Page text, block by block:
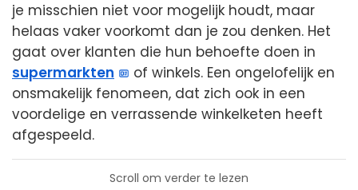
je misschien niet voor mogelijk houdt, maar
helaas vaker voorkomt dan je zou denken. Het
gaat over klanten die hun behoefte doen in
supermarkten
of winkels. Een ongelofelijk en
onsmakelijk fenomeen, dat zich ook in een
voordelige en verrassende winkelketen heeft
afgespeeld.
Scroll om verder te lezen